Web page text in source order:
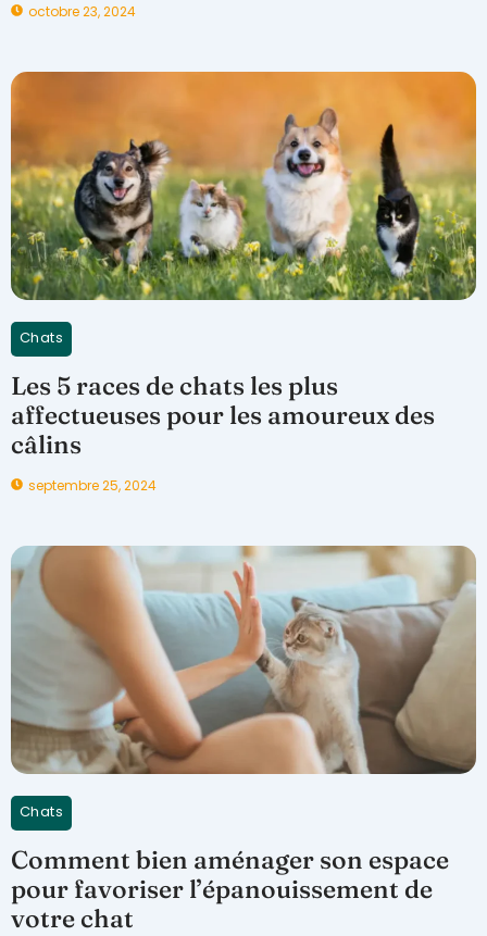
octobre 23, 2024
Chats
Les 5 races de chats les plus
affectueuses pour les amoureux des
câlins
septembre 25, 2024
Chats
Comment bien aménager son espace
pour favoriser l’épanouissement de
votre chat